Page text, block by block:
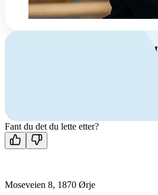
Har du spørsmål om
Kontakt oss
Fant du det du lette etter?
Moseveien 8, 1870 Ørje